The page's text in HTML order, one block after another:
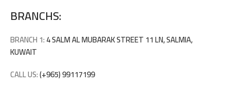
BRANCHS:
BRANCH 1:4 SALM AL MUBARAK STREET 11 LN, SALMIA,
KUWAIT
CALL US:(+965) 99117199